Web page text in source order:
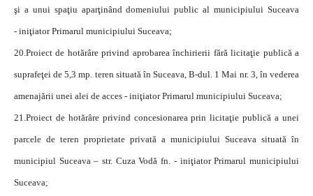
şi a unui spaţiu aparţinând domeniului public al municipiului Suceava
- iniţiator Primarul municipiului Suceava;
20.Proiect de hotărâre privind aprobarea închirierii fără licitaţie publică a
suprafeţei de 5,3 mp. teren situată în Suceava, B-dul. 1 Mai nr. 3, în vederea
amenajării unei alei de acces - iniţiator Primarul municipiului Suceava;
21.Proiect de hotărâre privind concesionarea prin licitaţie publică a unei
parcele de teren proprietate privată a municipiului Suceava situată în
municipiul Suceava – str. Cuza Vodă fn. - iniţiator Primarul municipiului
Suceava;